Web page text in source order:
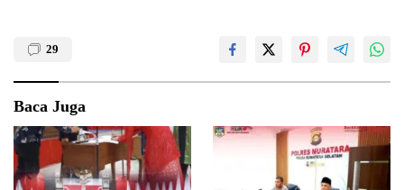
29
Baca Juga